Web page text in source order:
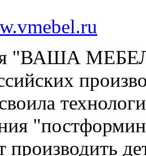
"ВАША
производить